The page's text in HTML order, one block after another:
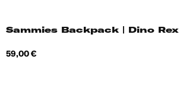
Sammies Backpack | Dino Rex |
Hind
59,00 €